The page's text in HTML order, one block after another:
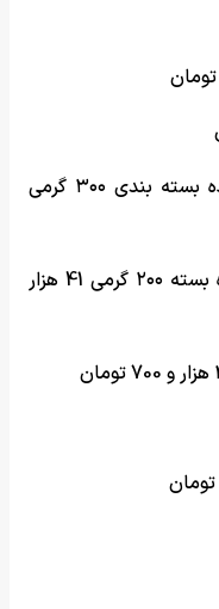
سبزی خوردن و انواع سبزی پاک کرده بسته بندی ۳۰۰ گرمی
سبزی خوردن و انواع سبزی پاک کرده بسته ۲۰۰ گرمی 41 هزار